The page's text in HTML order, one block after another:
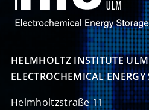
HELMHOLTZ INSTITUTE ULM
ELECTROCHEMICAL
Helmholtzstraße 11